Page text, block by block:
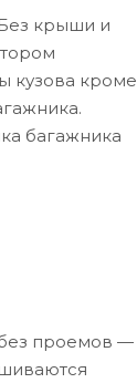
крыши и
кузова кроме
багажника
проемов —